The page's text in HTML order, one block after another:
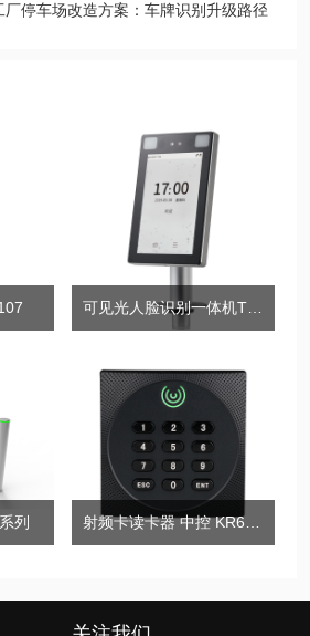
停车场改造方案：车牌识别升级路径
列